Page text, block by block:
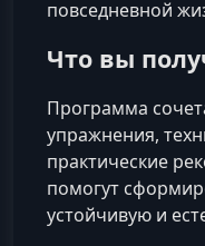
повседневной
Что вы
Программа
упражнения,
практические
помогут
устойчивую и